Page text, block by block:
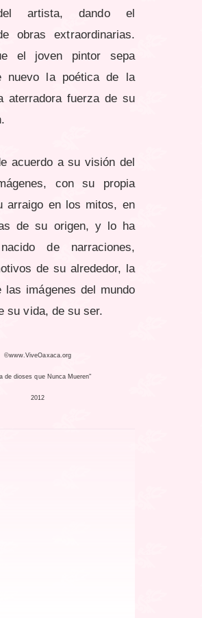
artista, dando el
obras extraordinarias.
el joven pintor sepa
nuevo la poética de la
aterradora fuerza de su
acuerdo a su visión del
con su propia
arraigo en los mitos, en
de su origen, y lo ha
de narraciones,
de su alrededor, la
las imágenes del mundo
su vida, de su ser.
©www.ViveOaxaca.org
de dioses que Nunca Mueren"
2012